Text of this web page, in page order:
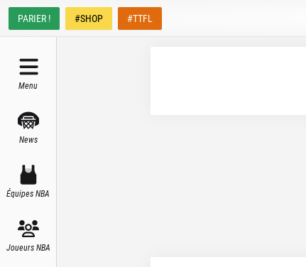
PARIER ! #SHOP #TTFL
Menu
News
Équipes NBA
Joueurs NBA